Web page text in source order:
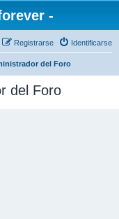
-
Identificarse
Registrarse
del Foro
del Foro